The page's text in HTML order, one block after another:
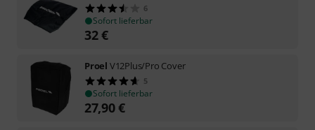
6
Sofort lieferbar
32€
Proel V12Plus/Pro Cover
5
Sofort lieferbar
27,90€